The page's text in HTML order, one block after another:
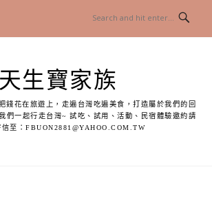
天生寶家族
錢花在旅遊上，走遍台灣吃遍美食，打造屬於我們的回
們一起行走台灣~ 試吃、試用、活動、民宿體驗邀約請
信至：FBUON2881@YAHOO.COM.TW